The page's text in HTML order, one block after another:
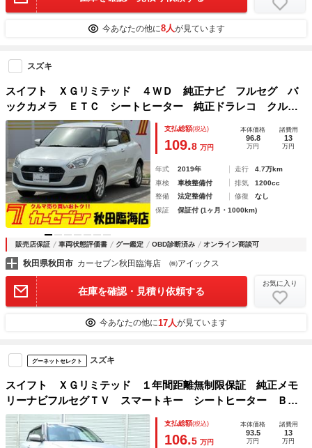
今あなたの他に8人が見ています
スズキ
スイフト ＸＧリミテッド ４ＷＤ 純正ナビ フルセグ バ
ックカメラ ＥＴＣ シートヒーター 純正ドラレコ クルー
ズコントロール オートエアコン キーレス スズキセーフテ
ィー スマートキー
支払総額(税込)
109.8 万円
本体価格
96.8
万円
諸費用
13
万円
年式 2019年 走行
4.7万km
車検
車検整備付 排気
1200cc
整備
法定整備付 修復
なし
保証
保証付 (1ヶ月・1000km)
販売店保証 車両状態評価書 グー鑑定 OBD診断済み オンライン商談可
秋田県秋田市 カーセブン秋田臨海店 ㈱アイックス
在庫を確認・見積り依頼する
お気に入り
今あなたの他に17人が見ています
グーネットセレクト スズキ
スイフト ＸＧリミテッド １年間距離無制限保証 純正メモ
リーナビフルセグＴＶ スマートキー シートヒーター Ｂｌ
ｕｅｔｏｏｔｈ ＤＶＤ再生可 ワンオーナー車 禁煙車 内
外装清掃済み
支払総額(税込)
106.5 万円
本体価格
93.5
万円
諸費用
13
万円